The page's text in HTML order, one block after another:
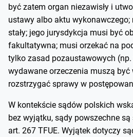
być zatem organ niezawisły i
ustawy albo aktu
stały; jego jurysdykcja musi być
fakultatywna; musi orzekać na
tylko zasad pozaustawowych (np.
wydawane orzeczenia muszą
rozstrzygać sprawy w
W kontekście sądów polskich
bez wyjątku, sądy powszechne
art. 267 TFUE. Wyjątek dotyczy